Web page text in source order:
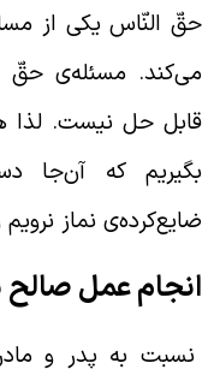
النّاس یکی از
مسئله‌ی حقّ
حل نیست. لذا
که آن‌جا
نماز نرویم
عمل صالح
به پدر و مادر